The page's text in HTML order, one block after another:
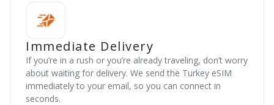
Immediate Delivery
If you’re in a rush or you’re already traveling, don’t worry
about waiting for delivery. We send the Turkey eSIM
immediately to your email, so you can connect in
seconds.